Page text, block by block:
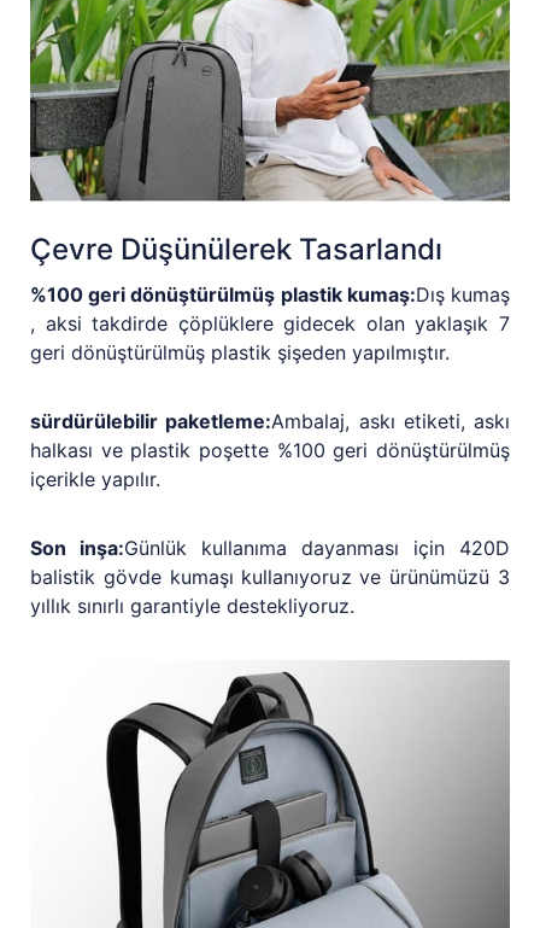
Çevre Düşünülerek Tasarlandı
%100 geri dönüştürülmüş plastik kumaş:Dış kumaş
, aksi takdirde çöplüklere gidecek olan yaklaşık 7
geri dönüştürülmüş plastik şişeden yapılmıştır.
sürdürülebilir paketleme:Ambalaj, askı etiketi, askı
halkası ve plastik poşette %100 geri dönüştürülmüş
içerikle yapılır.
Son inşa:Günlük kullanıma dayanması için 420D
balistik gövde kumaşı kullanıyoruz ve ürünümüzü 3
yıllık sınırlı garantiyle destekliyoruz.